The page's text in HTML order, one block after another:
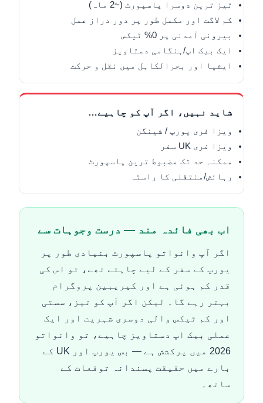
تیز ترین دوسرا پاسپورٹ (~2 ماہ)
کم لاگت اور مکمل طور پر دور دراز عمل
بیرونی آمدنی پر 0% ٹیکس
ایک بیک اپ/ہنگامی دستاویز
ایشیا اور بحرالکاہل میں نقل و حرکت
شاید نہیں، اگر آپ کو چاہیے…
ویزا فری یورپ / شینگن
ویزا فری UK سفر
ممکنہ حد تک مضبوط ترین پاسپورٹ
رہائش/منتقلی کا راستہ
اب بھی فائدہ مند — درست وجوہات سے
اگر آپ وانواتو پاسپورٹ بنیادی طور پر
یورپ کے سفر کے لیے چاہتے تھے، تو اس کی
قدر کم ہوئی ہے اور کیریبین پروگرام
بہتر رہے گا۔ لیکن اگر آپ کو تیز، سستی
اور کم ٹیکس والی دوسری شہریت اور ایک
عملی بیک اپ دستاویز چاہیے، تو وانواتو
2026 میں پرکشش ہے — بس یورپ اور UK کے
بارے میں حقیقت پسندانہ توقعات کے
ساتھ۔